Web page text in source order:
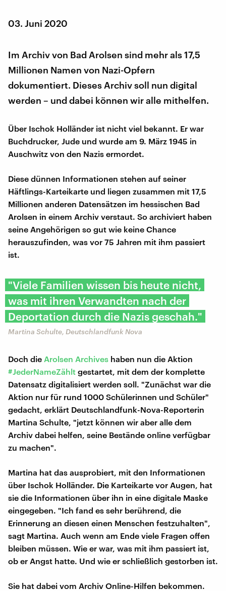
03. Juni 2020
Im Archiv von Bad Arolsen sind mehr als 17,5
Millionen Namen von Nazi-Opfern
dokumentiert. Dieses Archiv soll nun digital
werden – und dabei können wir alle mithelfen.
Über Ischok Holländer ist nicht viel bekannt. Er war
Buchdrucker, Jude und wurde am 9. März 1945 in
Auschwitz von den Nazis ermordet.
Diese dünnen Informationen stehen auf seiner
Häftlings-Karteikarte und liegen zusammen mit 17,5
Millionen anderen Datensätzen im hessischen Bad
Arolsen in einem Archiv verstaut. So archiviert haben
seine Angehörigen so gut wie keine Chance
herauszufinden, was vor 75 Jahren mit ihm passiert
ist.
"Viele Familien wissen bis heute nicht,
was mit ihren Verwandten nach der
Deportation durch die Nazis geschah."
Martina Schulte, Deutschlandfunk Nova
Doch die Arolsen Archives haben nun die Aktion
#JederNameZählt gestartet, mit dem der komplette
Datensatz digitalisiert werden soll. "Zunächst war die
Aktion nur für rund 1000 Schülerinnen und Schüler"
gedacht, erklärt Deutschlandfunk-Nova-Reporterin
Martina Schulte, "jetzt können wir aber alle dem
Archiv dabei helfen, seine Bestände online verfügbar
zu machen".
Martina hat das ausprobiert, mit den Informationen
über Ischok Holländer. Die Karteikarte vor Augen, hat
sie die Informationen über ihn in eine digitale Maske
eingegeben. "Ich fand es sehr berührend, die
Erinnerung an diesen einen Menschen festzuhalten",
sagt Martina. Auch wenn am Ende viele Fragen offen
bleiben müssen. Wie er war, was mit ihm passiert ist,
ob er Angst hatte. Und wie er schließlich gestorben ist.
Sie hat dabei vom Archiv Online-Hilfen bekommen.